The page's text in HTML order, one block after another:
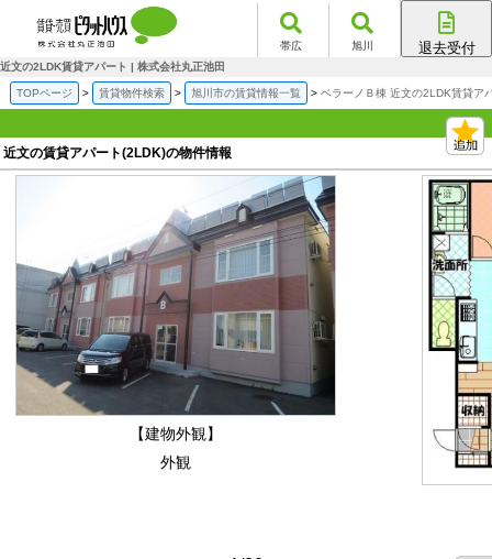
帯広 旭川 退去受付
近文の2LDK賃貸アパート | 株式会社丸正池田
TOPページ 賃貸物件検索 旭川市の賃貸情報一覧 ベラーノＢ棟 近文の2LDK賃貸ア
近文の賃貸アパート(2LDK)の物件情報
【建物外観】
外観